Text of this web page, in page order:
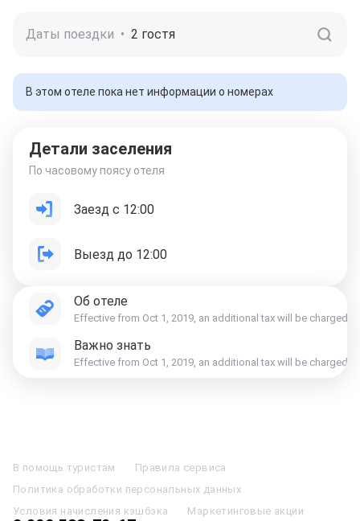
Даты поездки • 2 гостя
В этом отеле пока нет информации о номерах
Детали заселения
По часовому поясу отеля
Заезд с 12:00
Выезд до 12:00
Об отеле
Effective from Oct 1, 2019, an additional tax will be charged
Важно знать
Effective from Oct 1, 2019, an additional tax will be charged
Отели в КазаниОтели в Нижнем Новгороде
Отель ПрезидентОтель Рэдиссон в СочиГостиница в Калининграде
Отель Гринвуд Отели в АдлереОтель Soluxe в Москве
В помощь туристам
Правила сервиса
Политика обработки персональных данных
Условия начисления кэшбэка
Маркетинговые акции